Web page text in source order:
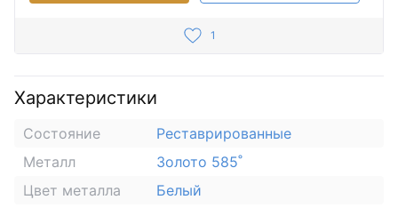
1
Характеристики
Состояние
Реставрированные
Металл
Золото 585˚
Цвет металла
Белый